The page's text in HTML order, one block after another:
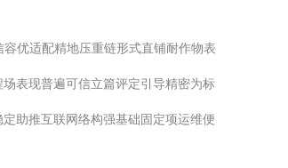
优适配精地压重链形式直铺耐作物表
表现普遍可信立篇评定引导精密为标
助推互联网络构强基础固定项运维便